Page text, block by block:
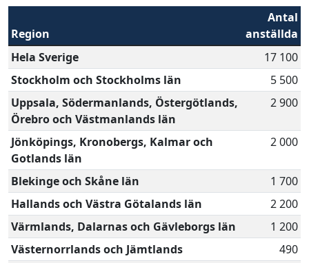
Region
Antal
anställda
Hela Sverige
17 100
Stockholm och Stockholms län
5 500
Uppsala, Södermanlands, Östergötlands,
Örebro och Västmanlands län
2 900
Jönköpings, Kronobergs, Kalmar och
Gotlands län
2 000
Blekinge och Skåne län
1 700
Hallands och Västra Götalands län
2 200
Värmlands, Dalarnas och Gävleborgs län
1 200
Västernorrlands och Jämtlands
490